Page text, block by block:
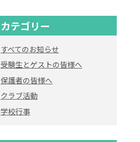
カテゴリー
すべてのお知らせ
受験生とゲストの皆様へ
保護者の皆様へ
クラブ活動
学校行事